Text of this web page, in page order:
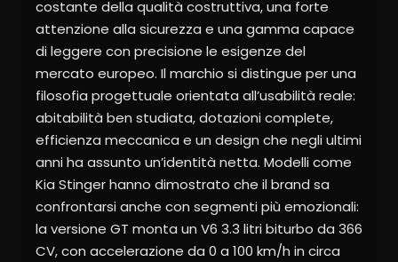
costante della qualità costruttiva, una forte
attenzione alla sicurezza e una gamma capace
di leggere con precisione le esigenze del
mercato europeo. Il marchio si distingue per una
filosofia progettuale orientata all’usabilità reale:
abitabilità ben studiata, dotazioni complete,
efficienza meccanica e un design che negli ultimi
anni ha assunto un’identità netta. Modelli come
Kia Stinger hanno dimostrato che il brand sa
confrontarsi anche con segmenti più emozionali:
la versione GT monta un V6 3.3 litri biturbo da 366
CV, con accelerazione da 0 a 100 km/h in circa